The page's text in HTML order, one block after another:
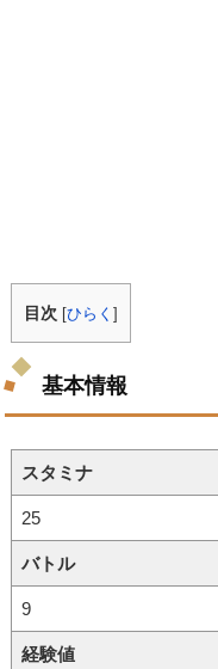
目次 [ひらく]
基本情報
スタミナ
25
バトル
9
経験値